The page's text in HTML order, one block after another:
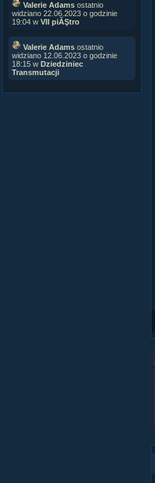
Valerie Adams ostatnio
widziano 22.06.2023 o godzinie
19:04 w VII piĂŞtro
Valerie Adams ostatnio
widziano 12.06.2023 o godzinie
18:15 w Dziedziniec
Transmutacji